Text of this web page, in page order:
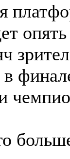
в